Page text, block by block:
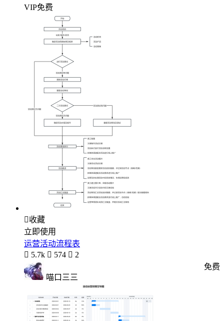
VIP免费
收藏
立即使用
运营活动流程表
 5.7k  574  2
喵口三三
免费